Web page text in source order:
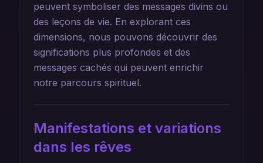
peuvent symboliser des messages divins ou
des leçons de vie. En explorant ces
dimensions, nous pouvons découvrir des
significations plus profondes et des
messages cachés qui peuvent enrichir
notre parcours spirituel.
Manifestations et variations
dans les rêves